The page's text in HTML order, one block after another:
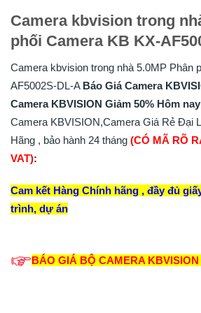
Camera kbvision trong
phối Camera KB KX-
Camera kbvision trong nhà 5.0MP Phân
AF5002S-DL-A Báo Giá Camera
Camera KBVISION Giảm 50% Hôm nay
Camera KBVISION,Camera Giá Rẻ Đại
Hãng , bảo hành 24 tháng (CÓ MÃ RÕ
VAT):
Cam kết Hàng Chính hãng , đầy đủ
trình, dự án
BÁO GIÁ BỘ CAMERA KBVISION